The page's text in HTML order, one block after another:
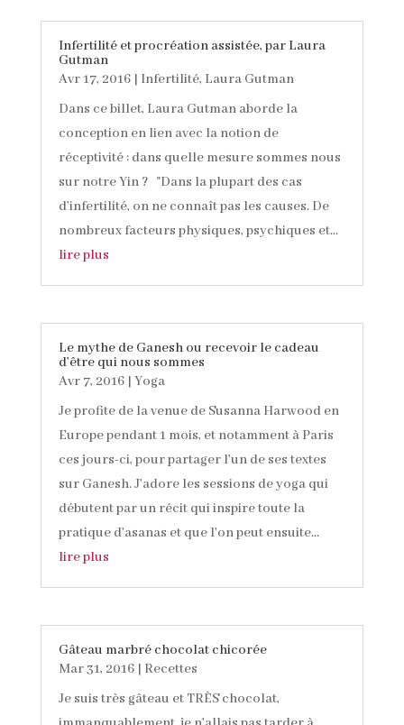
Infertilité et procréation assistée, par Laura
Gutman
Avr 17, 2016| Infertilité, Laura Gutman
Dans ce billet, Laura Gutman aborde la
conception en lien avec la notion de
réceptivité : dans quelle mesure sommes nous
sur notre Yin ? "Dans la plupart des cas
d’infertilité, on ne connaît pas les causes. De
nombreux facteurs physiques, psychiques et...
lire plus
Le mythe de Ganesh ou recevoir le cadeau
d’être qui nous sommes
Avr 7, 2016| Yoga
Je profite de la venue de Susanna Harwood en
Europe pendant 1 mois, et notamment à Paris
ces jours-ci, pour partager l'un de ses textes
sur Ganesh. J'adore les sessions de yoga qui
débutent par un récit qui inspire toute la
pratique d'asanas et que l'on peut ensuite...
lire plus
Gâteau marbré chocolat chicorée
Mar 31, 2016| Recettes
Je suis très gâteau et TRÈS chocolat,